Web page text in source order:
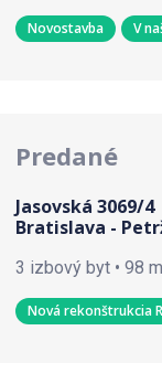
Novostavba V
Predané
Jasovská 3069/4
Bratislava -
3 izbový byt • 98
Nová rekonštrukcia